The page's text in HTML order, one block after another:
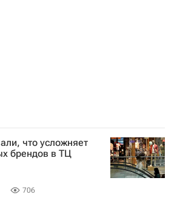
что усложняет
брендов в ТЦ
706